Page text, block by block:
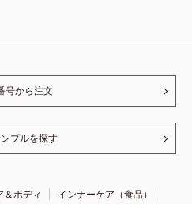
号から注文
プルを探す
＆ボディ
インナーケア（食品）